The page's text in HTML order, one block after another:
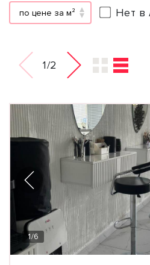
по цене за м² Нет в
1/2
1/6